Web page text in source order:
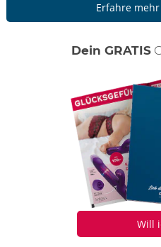
Erfahre
Dein GRATIS
Will